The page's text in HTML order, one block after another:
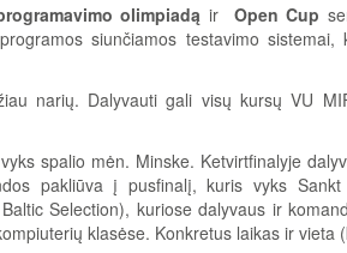
olimpiadą ir Open Cup
siunčiamos testavimo sistemai,
narių. Dalyvauti gali visų kursų VU
spalio mėn. Minske. Ketvirtfinalyje
pakliūva į pusfinalį, kuris vyks Sankt
Selection), kuriose dalyvaus ir
klasėse. Konkretus laikas ir vieta